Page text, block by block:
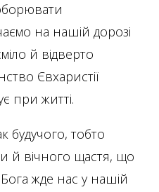
на нашій дорозі
й відверто
Євхаристії
при житті.
будучого, тобто
й вічного щастя, що
жде нас у нашій